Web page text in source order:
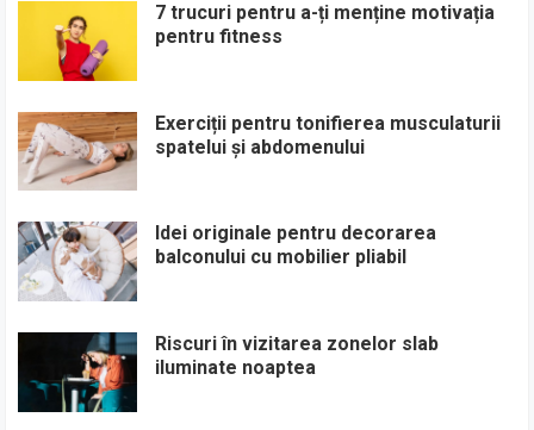
7 trucuri pentru a-ți menține motivația
pentru fitness
Exerciții pentru tonifierea musculaturii
spatelui și abdomenului
Idei originale pentru decorarea
balconului cu mobilier pliabil
Riscuri în vizitarea zonelor slab
iluminate noaptea